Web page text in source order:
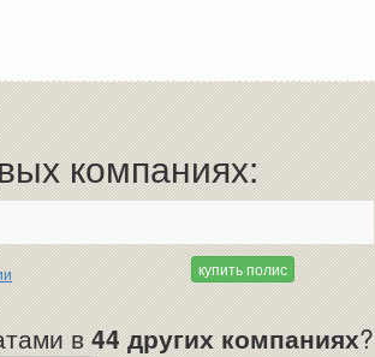
компаниях:
купить полис
в44 других компаниях?